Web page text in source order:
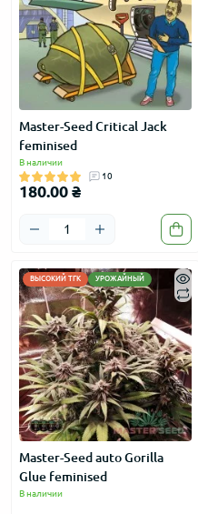
Master-Seed Critical Jack
feminised
В наличии
10
180.00 ₴
ВЫСОКИЙ ТГК УРОЖАЙНЫЙ
Master-Seed auto Gorilla
Glue feminised
В наличии